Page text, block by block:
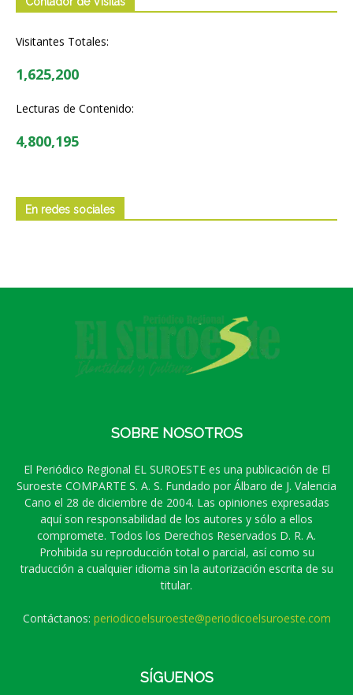
Visitantes Totales:
1,625,200
Lecturas de Contenido:
4,800,195
En redes sociales
SOBRE NOSOTROS
El Periódico Regional EL SUROESTE es una publicación de El
Suroeste COMPARTE S. A. S. Fundado por Álbaro de J. Valencia
Cano el 28 de diciembre de 2004. Las opiniones expresadas
aquí son responsabilidad de los autores y sólo a ellos
compromete. Todos los Derechos Reservados D. R. A.
Prohibida su reproducción total o parcial, así como su
traducción a cualquier idioma sin la autorización escrita de su
titular.
Contáctanos: periodicoelsuroeste@periodicoelsuroeste.com
SÍGUENOS